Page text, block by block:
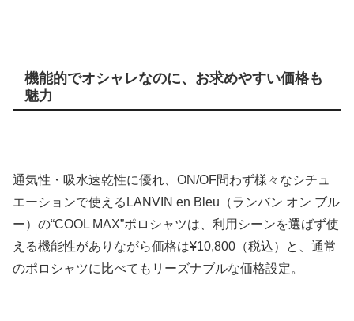
機能的でオシャレなのに、お求めやすい価格も
魅力
通気性・吸水速乾性に優れ、ON/OF問わず様々なシチュ
エーションで使えるLANVIN en Bleu（ランバン オン ブル
ー）の“COOL MAX”ポロシャツは、利用シーンを選ばず使
える機能性がありながら価格は¥10,800（税込）と、通常
のポロシャツに比べてもリーズナブルな価格設定。